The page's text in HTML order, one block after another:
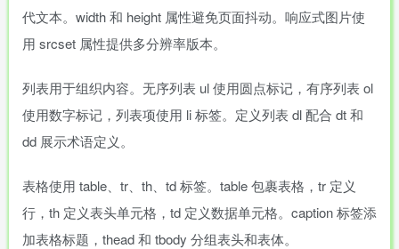
代文本。width 和 height 属性避免页面抖动。响应式图片使
用 srcset 属性提供多分辨率版本。
列表用于组织内容。无序列表 ul 使用圆点标记，有序列表 ol
使用数字标记，列表项使用 li 标签。定义列表 dl 配合 dt 和
dd 展示术语定义。
表格使用 table、tr、th、td 标签。table 包裹表格，tr 定义
行，th 定义表头单元格，td 定义数据单元格。caption 标签添
加表格标题，thead 和 tbody 分组表头和表体。